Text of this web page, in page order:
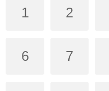
1 2
6 7